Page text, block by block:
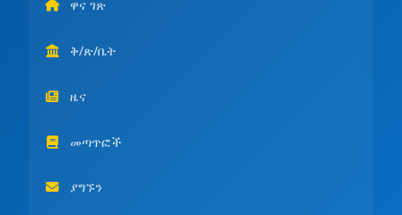
ዋና ገጽ
ቅ/ጽ/ቤት
ዜና
መጣጥፎች
ያግኙን